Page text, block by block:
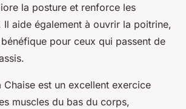
la posture et renforce les
Il aide également à ouvrir la poitrine,
pour ceux qui passent de
Chaise est un excellent exercice
muscles du bas du corps,